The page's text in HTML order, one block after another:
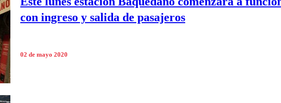
con ingreso y salida de pasajeros
02 de mayo 2020